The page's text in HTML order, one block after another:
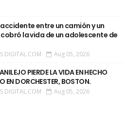
entre un camión y un
la vida de un adolescente de
DIGITAL.COM Aug 05, 2026
PIERDE LA VIDA EN HECHO
EN DORCHESTER, BOSTON.
DIGITAL.COM Aug 05, 2026